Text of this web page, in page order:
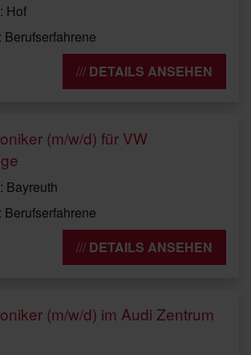
Hof
DETAILS ANSEHEN
(m/w/d) für VW
Bayreuth
DETAILS ANSEHEN
(m/w/d) im Audi Zentrum